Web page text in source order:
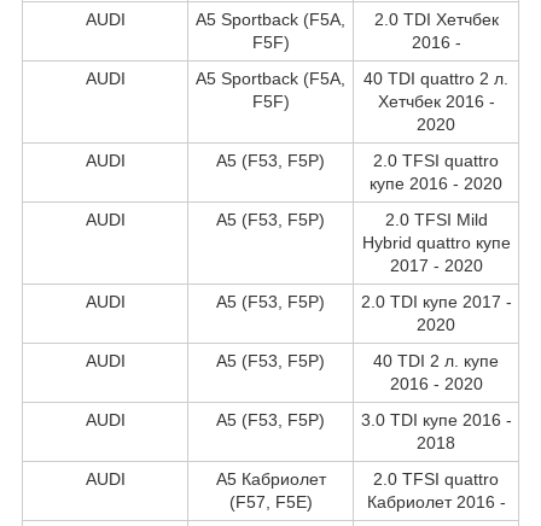
AUDI
A5 Sportback (F5A,
F5F)
2.0 TDI Хетчбек
2016 -
AUDI
A5 Sportback (F5A,
F5F)
40 TDI quattro 2 л.
Хетчбек 2016 -
2020
AUDI
A5 (F53, F5P)
2.0 TFSI quattro
купе 2016 - 2020
AUDI
A5 (F53, F5P)
2.0 TFSI Mild
Hybrid quattro купе
2017 - 2020
AUDI
A5 (F53, F5P)
2.0 TDI купе 2017 -
2020
AUDI
A5 (F53, F5P)
40 TDI 2 л. купе
2016 - 2020
AUDI
A5 (F53, F5P)
3.0 TDI купе 2016 -
2018
AUDI
A5 Кабриолет
(F57, F5E)
2.0 TFSI quattro
Кабриолет 2016 -